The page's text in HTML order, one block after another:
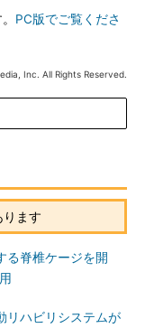
PC版でご覧くださ
Inc. All Rights Reserved.
ます
る脊椎ケージを開
リハビリシステムが